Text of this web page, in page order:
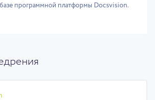
программной платформы Docsvision.